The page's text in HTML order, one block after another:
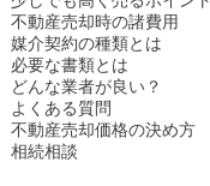
不動産売却時の諸費用
媒介契約の種類とは
必要な書類とは
どんな業者が良い？
よくある質問
不動産売却価格の決め方
相続相談